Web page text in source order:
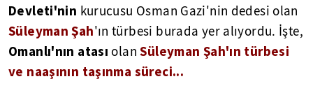
Devleti'nin kurucusu Osman Gazi'nin dedesi olan
Süleyman Şah'ın türbesi burada yer alıyordu. İşte,
Omanlı'nın atası olanSüleyman Şah'ın türbesi
ve naaşının taşınma süreci...